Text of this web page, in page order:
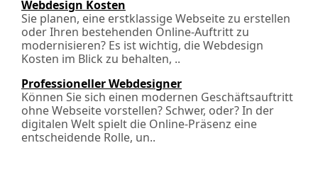
Webdesign Kosten
Sie planen, eine erstklassige Webseite zu erstellen
oder Ihren bestehenden Online-Auftritt zu
modernisieren? Es ist wichtig, die Webdesign
Kosten im Blick zu behalten, ..
Professioneller Webdesigner
Können Sie sich einen modernen Geschäftsauftritt
ohne Webseite vorstellen? Schwer, oder? In der
digitalen Welt spielt die Online-Präsenz eine
entscheidende Rolle, un..